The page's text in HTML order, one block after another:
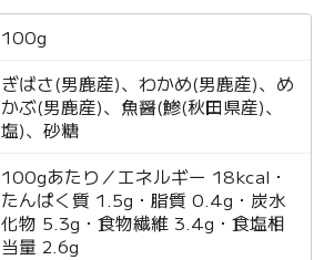
100g
ぎばさ(男鹿産)、わかめ(男鹿産)、め
かぶ(男鹿産)、魚醤(鯵(秋田県産)、
塩)、砂糖
100gあたり／エネルギー 18kcal・
たんぱく質 1.5g・脂質 0.4g・炭水
化物 5.3g・食物繊維 3.4g・食塩相
当量 2.6g